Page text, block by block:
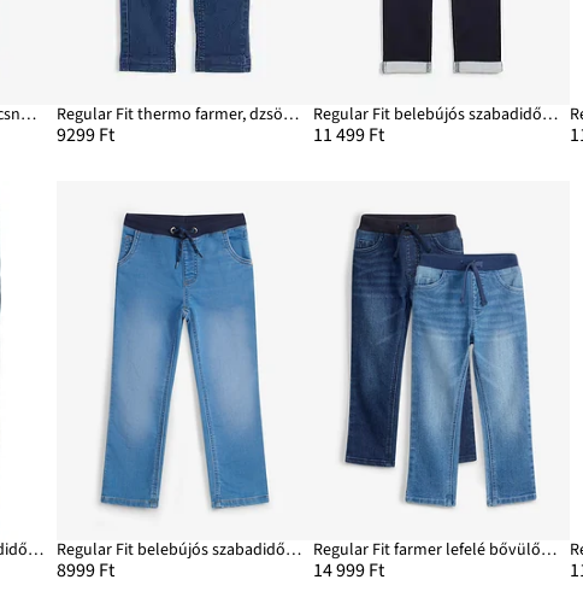
Regular Fit belebújós sztreccsnadrág, Straight Regular Fit thermo farmer, dzsörzé béléssel, Straight
9299 Ft
Regular Fit belebújós szabadidős farmer, Straight
11 499 Ft
Regular Fit belebújós szabadidős farmer, Straight Regular Fit belebújós szabadidős farmer, Straight
8999 Ft
Regular Fit farmer lefelé bővülő szárral, Straight (2 db-os csomag)
14 999 Ft